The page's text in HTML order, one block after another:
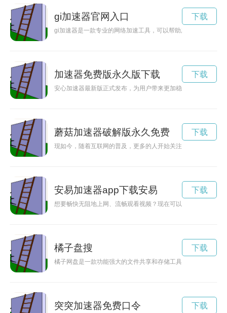
gi加速器官网入口
gi加速器是一款专业的网络加速工具，可以帮助用户提升网络
下载
加速器免费版永久版下载
安心加速器最新版正式发布，为用户带来更加稳定、高效的网
下载
蘑菇加速器破解版永久免费
现如今，随着互联网的普及，更多的人开始关注网络加速器这
下载
安易加速器app下载安易
想要畅快无阻地上网、流畅观看视频？现在可以免费下载安易
下载
橘子盘搜
橘子网盘是一款功能强大的文件共享和存储工具，用户可以轻
下载
突突加速器免费口令 下载